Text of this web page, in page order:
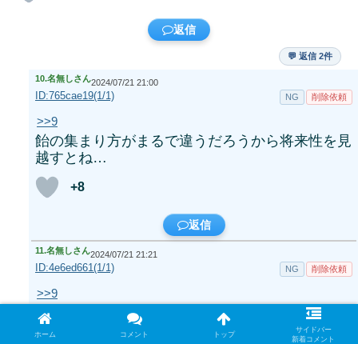
返信
💬 返信 2件
10.名無しさん2024/07/21 21:00
ID:765cae19(1/1) NG 削除依頼
>>9
飴の集まり方がまるで違うだろうから将来性を見
越すとね…
+8
返信
11.名無しさん2024/07/21 21:21
ID:4e6ed661(1/1) NG 削除依頼
>>9
カイロスじゃなくてごめんだけど
りんご大量デリバード持っててりんご困らないけ
ホーム コメント トップ
サイドバー
新着コメント